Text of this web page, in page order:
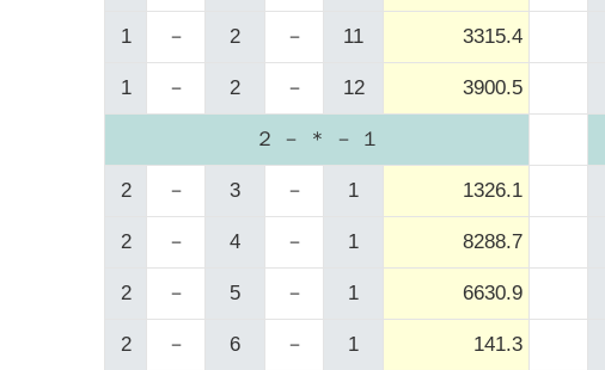
1 － 2 － 11 3315.4
1 － 2 － 12 3900.5
２ － ＊ － １
2 － 3 － 1 1326.1
2 － 4 － 1 8288.7
2 － 5 － 1 6630.9
2 － 6 － 1 141.3